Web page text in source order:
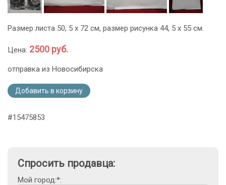
Размер листа 50, 5 х 72 см, размер рисунка 44, 5 х 55 см.
Цена: 2500 руб.
отправка из Новосибирска
Добавить в корзину
#15475853
Спросить продавца:
Мой город:*: